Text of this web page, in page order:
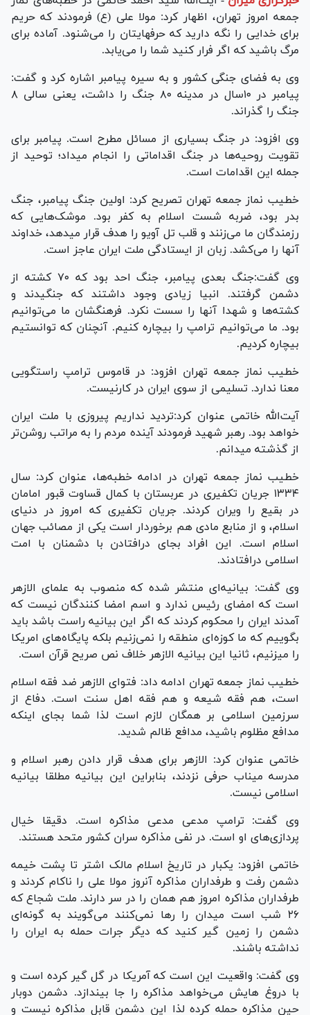
جمعه امروز تهران، اظهار کرد: مولا علی (ع) فرمودند که حریم
برای خدایی را نگه دارید که حرفهایتان را می‌شنود. آماده برای
مرگ باشید که اگر فرار کنید شما را می‌یابد.
وی به فضای جنگی کشور و به سیره پیامبر اشاره کرد و گفت:
پیامبر در ۱۰سال در مدینه ۸۰ جنگ را داشت، یعنی سالی ۸
جنگ را گذراند.
وی افزود: در جنگ بسیاری از مسائل مطرح است. پیامبر برای
تقویت روحیه‌ها در جنگ اقداماتی را انجام میداد؛ توحید از
جمله این اقدامات است.
خطیب نماز جمعه تهران تصریح کرد: اولین جنگ پیامبر، جنگ
بدر بود، ضربه شست اسلام به کفر بود. موشک‌هایی که
رزمندگان ما می‌زنند و قلب تل آویو را هدف قرار میدهد، خداوند
آنها را می‌کشد. زبان از ایستادگی ملت ایران عاجز است.
وی گفت:جنگ بعدی پیامبر، جنگ احد بود که ۷۰ کشته از
دشمن گرفتند. انبیا زیادی وجود داشتند که جنگیدند و
کشته‌ها و شهدا آنها را سست نکرد. فرهنگشان ما می‌توانیم
بود. ما می‌توانیم ترامپ را بیچاره کنیم. آنچنان که توانستیم
بیچاره کردیم.
خطیب نماز جمعه تهران افزود: در قاموس ترامپ راستگویی
معنا ندارد. تسلیمی از سوی ایران در کارنیست.
آیت‌الله خاتمی عنوان کرد:تردید نداریم پیروزی با ملت ایران
خواهد بود. رهبر شهید فرمودند آینده مردم را به مراتب روشن‌تر
از گذشته میدانم.
خطیب نماز جمعه تهران در ادامه خطبه‌ها، عنوان کرد: سال
۱۳۳۴ جریان تکفیری در عربستان با کمال قساوت قبور امامان
در بقیع را ویران کردند. جریان تکفیری که امروز در دنیای
اسلام، و از منابع مادی هم برخوردار است یکی از مصائب جهان
اسلام است. این افراد بجای درافتادن با دشمنان با امت
اسلامی درافتادند.
وی گفت: بیانیه‌ای منتشر شده که منصوب به علمای الازهر
است که امضای رئیس ندارد و اسم امضا کنندگان نیست که
آمدند ایران را محکوم کردند که اگر این بیانیه راست باشد باید
بگوییم که ما کوزه‌ای منطقه را نمی‌زنیم بلکه پایگاه‌های امریکا
را میزنیم، ثانیا این بیانیه الازهر خلاف نص صریح قرآن است.
خطیب نماز جمعه تهران ادامه داد: فتوای الازهر ضد فقه اسلام
است، هم فقه شیعه و هم فقه اهل سنت است. دفاع از
سرزمین اسلامی بر همگان لازم است لذا شما بجای اینکه
مدافع مظلوم باشید، مدافع ظالم شدید.
خاتمی عنوان کرد: الازهر برای هدف قرار دادن رهبر اسلام و
مدرسه میناب حرفی نزدند، بنابراین این بیانیه مطلقا بیانیه
اسلامی نیست.
وی گفت: ترامپ مدعی مدعی مذاکره است. دقیقا خیال
پردازی‌های او است. در نفی مذاکره سران کشور متحد هستند.
خاتمی افزود: یکبار در تاریخ اسلام مالک اشتر تا پشت خیمه
دشمن رفت و طرفداران مذاکره آنروز مولا علی را ناکام کردند و
طرفداران مذاکره امروز هم همان را در سر دارند. ملت شجاع که
۲۶ شب است میدان را رها نمی‌کنند می‌گویند به گونه‌ای
دشمن را زمین گیر کنید که دیگر جرات حمله به ایران را
نداشته باشند.
وی گفت: واقعیت این است که آمریکا در گل گیر کرده است و
با دروغ هایش می‌خواهد مذاکره را جا بیندازد. دشمن دوبار
حین مذاکره حمله کرده لذا این دشمن قابل مذاکره نیست و